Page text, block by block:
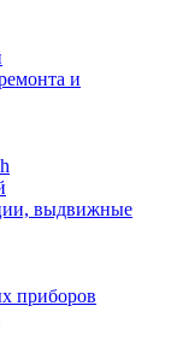
и
выдвижные
приборов